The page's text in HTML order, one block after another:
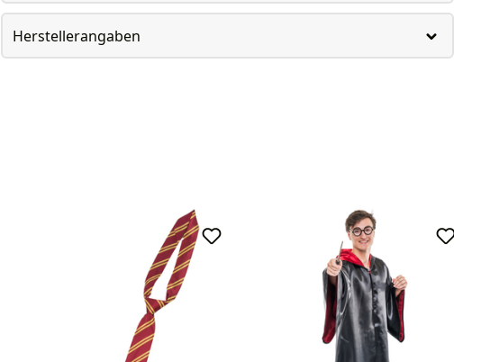
Herstellerangaben